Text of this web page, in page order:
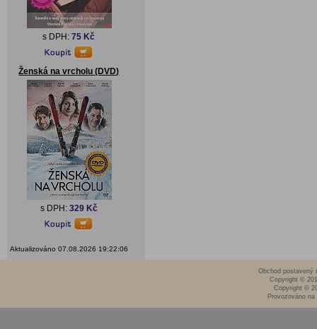
s DPH:75 Kč
Ženská na vrcholu (DVD)
s DPH: 329 Kč
Aktualizováno 07.08.2026 19:22:06
Obchod postavený
Copyright ©
Copyright ©
Provozováno